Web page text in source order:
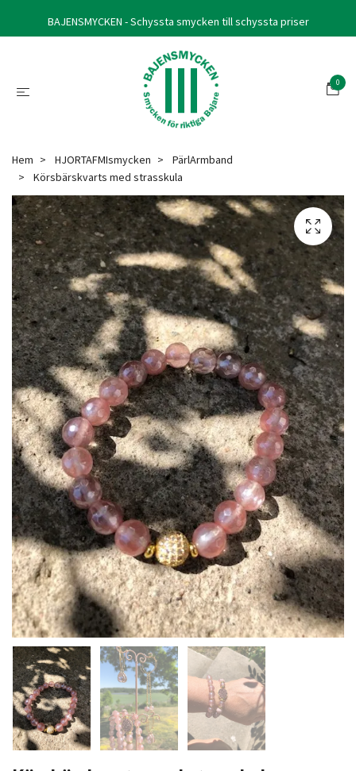
BAJENSMYCKEN - Schyssta smycken till schyssta priser
0
Hem HJORTAFMIsmycken
PärlArmband
Körsbärskvarts med strasskula